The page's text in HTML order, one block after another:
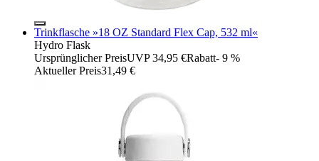
Trinkflasche »18 OZ Standard Flex Cap, 532 ml«
Hydro Flask
Ursprünglicher PreisUVP 34,95 €Rabatt- 9 %
Aktueller Preis31,49 €